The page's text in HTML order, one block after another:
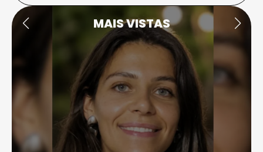
MAIS VISTAS